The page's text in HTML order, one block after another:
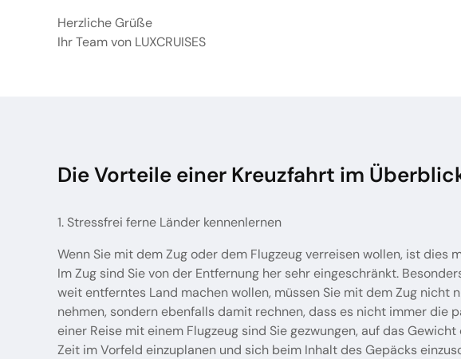
Herzliche Grüße
Ihr Team von LUXCRUISES
Die Vorteile einer Kreuzfahrt im
1. Stressfrei ferne Länder kennenlernen
Wenn Sie mit dem Zug oder dem Flugzeug verreisen wollen, ist dies
Im Zug sind Sie von der Entfernung her sehr eingeschränkt.
weit entferntes Land machen wollen, müssen Sie mit dem Zug nicht
nehmen, sondern ebenfalls damit rechnen, dass es nicht immer die
einer Reise mit einem Flugzeug sind Sie gezwungen, auf das
Zeit im Vorfeld einzuplanen und sich beim Inhalt des Gepäcks